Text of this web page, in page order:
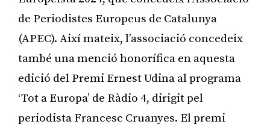
de Periodistes Europeus de Catalunya
(APEC). Així mateix, l’associació concedeix
també una menció honorífica en aquesta
edició del Premi Ernest Udina al programa
‘Tot a Europa’ de Ràdio 4, dirigit pel
periodista Francesc Cruanyes. El premi